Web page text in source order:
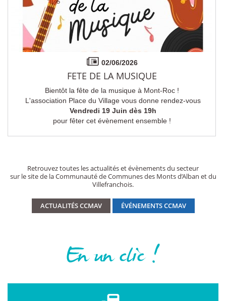
02/06/2026
FETE DE LA MUSIQUE
Bientôt la fête de la musique à Mont-Roc !
L'association Place du Village vous donne rendez-vous
Vendredi 19 Juin dès 19h
pour fêter cet évènement ensemble !
Retrouvez toutes les actualités et évènements du secteur
sur le site de la Communauté de Communes des Monts d’Alban et du
Villefranchois.
ACTUALITÉS CCMAV ÉVÉNEMENTS CCMAV